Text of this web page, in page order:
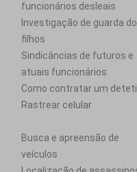
funcionários desleais
Investigação de guarda
filhos
Sindicâncias de futuros e
atuais funcionários
Como contratar um
Rastrear celular
Busca e apreensão de
veículos